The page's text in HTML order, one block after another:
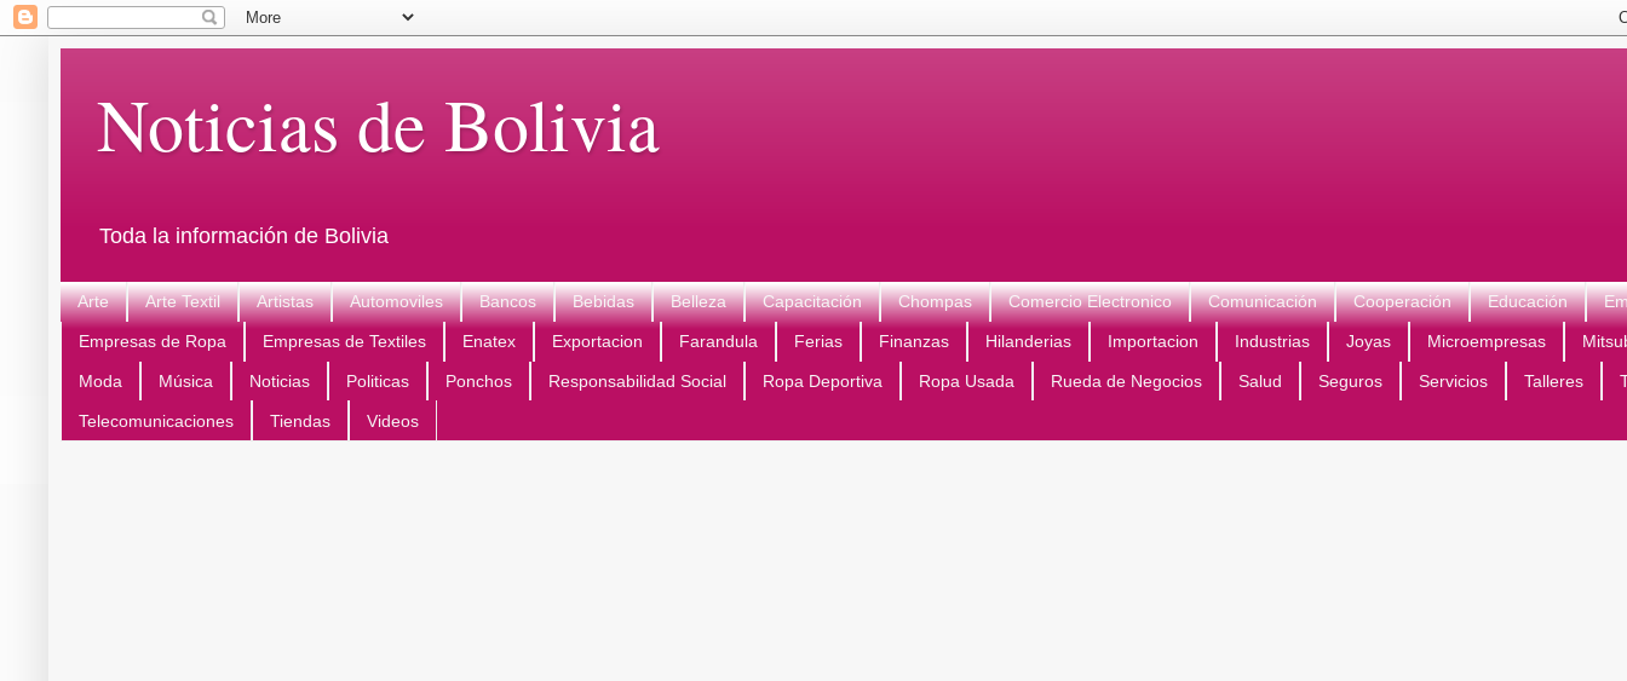
Noticias de Bolivia
Toda la información de Bolivia
Arte Arte Textil Artistas Automoviles Bancos Bebidas Belleza Capacitación Chompas Comercio Electronico Comunicación Cooperación Educación
Empresas de Ropa Empresas de Textiles Enatex Exportacion Farandula Ferias Finanzas Hilanderias Importacion Industrias Joyas Microempresas
Moda Música Noticias Politicas Ponchos Responsabilidad Social Ropa Deportiva Ropa Usada Rueda de Negocios Salud Seguros Servicios Talleres
Telecomunicaciones Tiendas Videos